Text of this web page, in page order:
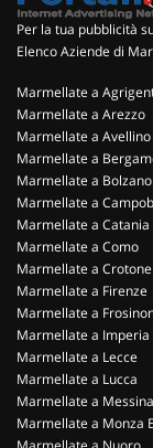
Per la tua pubblicità
Elenco Aziende di
Marmellate a
Marmellate a Arezzo
Marmellate a Avellino
Marmellate a
Marmellate a Bolzano
Marmellate a
Marmellate a Catania
Marmellate a Como
Marmellate a Crotone
Marmellate a Firenze
Marmellate a
Marmellate a Imperia
Marmellate a Lecce
Marmellate a Lucca
Marmellate a Messina
Marmellate a Monza